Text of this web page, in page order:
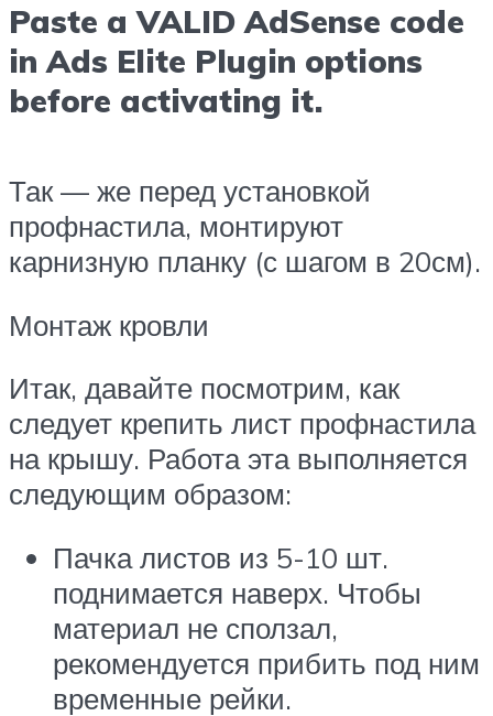
Paste a VALID AdSense code
in Ads Elite Plugin options
before activating it.
Так — же перед установкой
профнастила, монтируют
карнизную планку (с шагом в 20см).
Монтаж кровли
Итак, давайте посмотрим, как
следует крепить лист профнастила
на крышу. Работа эта выполняется
следующим образом:
Пачка листов из 5-10 шт.
поднимается наверх. Чтобы
материал не сползал,
рекомендуется прибить под ним
временные рейки.